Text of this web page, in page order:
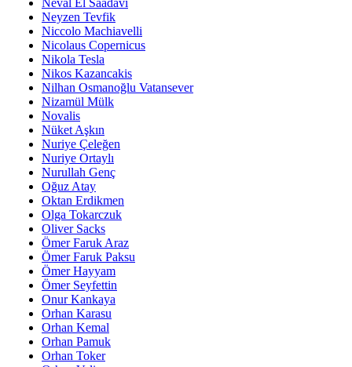
Neval El Saadavi
Neyzen Tevfik
Niccolo Machiavelli
Nicolaus Copernicus
Nikola Tesla
Nikos Kazancakis
Nilhan Osmanoğlu Vatansever
Nizamül Mülk
Novalis
Nüket Aşkın
Nuriye Çeleğen
Nuriye Ortaylı
Nurullah Genç
Oğuz Atay
Oktan Erdikmen
Olga Tokarczuk
Oliver Sacks
Ömer Faruk Araz
Ömer Faruk Paksu
Ömer Hayyam
Ömer Seyfettin
Onur Kankaya
Orhan Karasu
Orhan Kemal
Orhan Pamuk
Orhan Toker